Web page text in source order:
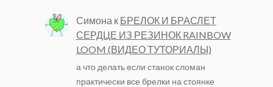
Симона к БРЕЛОК И БРАСЛЕТ
СЕРДЦЕ ИЗ РЕЗИНОК RAINBOW
LOOM (ВИДЕО ТУТОРИАЛЫ)
а что делать если станок сломан
практически все брелки на стоянке